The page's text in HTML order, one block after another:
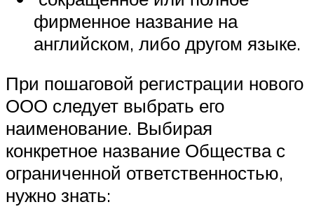
фирменное название на
английском, либо другом языке.
При пошаговой регистрации нового
ООО следует выбрать его
наименование. Выбирая
конкретное название Общества с
ограниченной ответственностью,
нужно знать: